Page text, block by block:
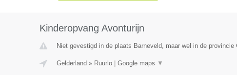
Kinderopvang Avonturijn
Niet gevestigd in de plaats Barneveld, maar wel in de provincie
Gelderland » Ruurlo| Google maps ▼